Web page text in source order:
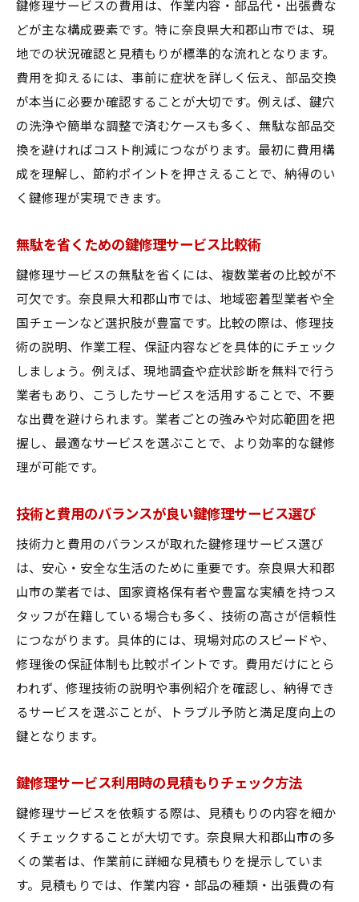
鍵修理サービスの費用は、作業内容・部品代・出張費な
どが主な構成要素です。特に奈良県大和郡山市では、現
地での状況確認と見積もりが標準的な流れとなります。
費用を抑えるには、事前に症状を詳しく伝え、部品交換
が本当に必要か確認することが大切です。例えば、鍵穴
の洗浄や簡単な調整で済むケースも多く、無駄な部品交
換を避ければコスト削減につながります。最初に費用構
成を理解し、節約ポイントを押さえることで、納得のい
く鍵修理が実現できます。
無駄を省くための鍵修理サービス比較術
鍵修理サービスの無駄を省くには、複数業者の比較が不
可欠です。奈良県大和郡山市では、地域密着型業者や全
国チェーンなど選択肢が豊富です。比較の際は、修理技
術の説明、作業工程、保証内容などを具体的にチェック
しましょう。例えば、現地調査や症状診断を無料で行う
業者もあり、こうしたサービスを活用することで、不要
な出費を避けられます。業者ごとの強みや対応範囲を把
握し、最適なサービスを選ぶことで、より効率的な鍵修
理が可能です。
技術と費用のバランスが良い鍵修理サービス選び
技術力と費用のバランスが取れた鍵修理サービス選び
は、安心・安全な生活のために重要です。奈良県大和郡
山市の業者では、国家資格保有者や豊富な実績を持つス
タッフが在籍している場合も多く、技術の高さが信頼性
につながります。具体的には、現場対応のスピードや、
修理後の保証体制も比較ポイントです。費用だけにとら
われず、修理技術の説明や事例紹介を確認し、納得でき
るサービスを選ぶことが、トラブル予防と満足度向上の
鍵となります。
鍵修理サービス利用時の見積もりチェック方法
鍵修理サービスを依頼する際は、見積もりの内容を細か
くチェックすることが大切です。奈良県大和郡山市の多
くの業者は、作業前に詳細な見積もりを提示していま
す。見積もりでは、作業内容・部品の種類・出張費の有